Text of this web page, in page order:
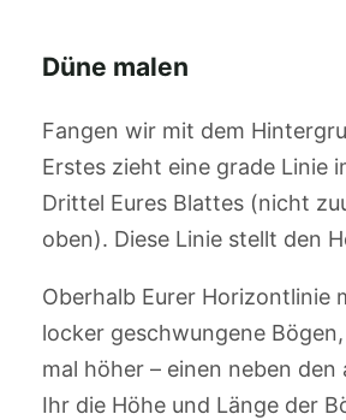
Düne malen
Fangen wir mit dem
Erstes zieht eine grade Linie
Drittel Eures Blattes (nicht
oben). Diese Linie stellt den
Oberhalb Eurer Horizontlinie
locker geschwungene
mal höher – einen neben den
Ihr die Höhe und Länge der